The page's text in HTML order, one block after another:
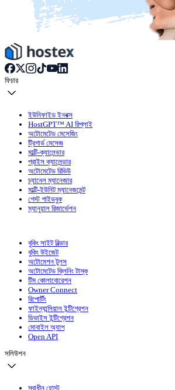
ফিচার
ইউনিফাইড ইনবক্স
HostGPT™ AI রিপ্লাই
অটোমেটেড মেসেজিং
ট্রিগার্ড মেসেজ
মাল্টি-ক্যালেন্ডার
প্রাইস ক্যালেন্ডার
অটোমেটেড রিভিউ
চ্যানেল ম্যানেজার
মাল্টি-ইউনিট ম্যানেজমেন্ট
গেস্ট গাইডবুক
ম্যানুয়াল রিজার্ভেশন
বুকিং সাইট বিল্ডার
বুকিং উইজেট
অটোমেশন টুলস
অটোমেটেড ক্লিনিং টাস্ক
টিম কোলাবোরেশন
Owner Connect
রিপোর্টিং
ফাইন্যান্সিয়াল ইন্টিগ্রেশন
ডিভাইস ইন্টিগ্রেশন
মোবাইল অ্যাপ
Open API
সলিউশন
স্বাধীন হোস্ট